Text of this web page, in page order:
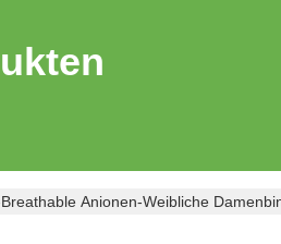
Anionen-Weibliche